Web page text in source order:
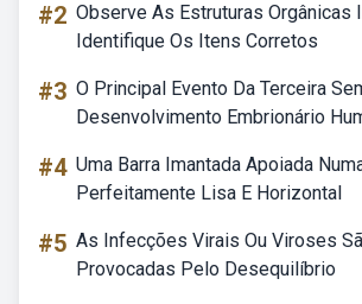
#2 Observe As Estruturas Orgânicas
Identifique Os Itens Corretos
#3 O Principal Evento Da Terceira
Desenvolvimento Embrionário
#4 Uma Barra Imantada Apoiada
Perfeitamente Lisa E Horizontal
#5 As Infecções Virais Ou Viroses
Provocadas Pelo Desequilíbrio